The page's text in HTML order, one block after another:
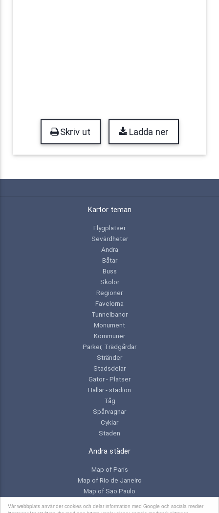
Vår webbplats använder cookies och delar information med Google och sociala medier
Skriv ut Ladda ner
Kartor teman
Flygplatser
Sevärdheter
Andra
Båtar
Buss
Skolor
Regioner
Favelorna
Tunnelbanor
Monument
Kommuner
Parker, Trädgårdar
Stränder
Stadsdelar
Gator - Platser
Hallar - stadion
Tåg
Spårvagnar
Cyklar
Staden
Andra städer
Map of Paris
Map of Rio de Janeiro
Map of Sao Paulo